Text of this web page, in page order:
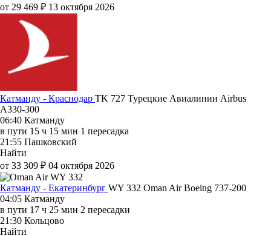
от 29 469 ₽ 13 октября 2026
Катманду - Краснодар TK 727 Турецкие Авиалинии Airbus
A330-300
06:40 Катманду
в пути 15 ч 15 мин 1 пересадка
21:55 Пашковский
Найти
от 33 309 ₽ 04 октября 2026
Катманду - Екатеринбург WY 332 Oman AirBoeing 737-200
04:05 Катманду
в пути 17 ч 25 мин 2 пересадки
21:30 Кольцово
Найти